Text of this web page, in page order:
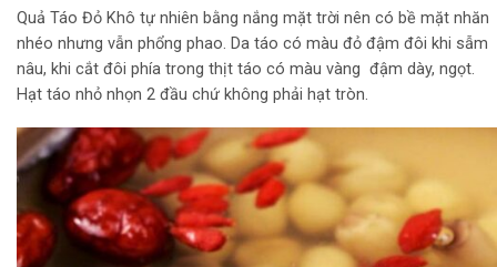
Quả Táo Đỏ Khô tự nhiên bằng nắng mặt trời nên có bề mặt nhăn
nhéo nhưng vẫn phổng phao. Da táo có màu đỏ đậm đôi khi sẫm
nâu, khi cắt đôi phía trong thịt táo có màu vàng đậm dày, ngọt.
Hạt táo nhỏ nhọn 2 đầu chứ không phải hạt tròn.